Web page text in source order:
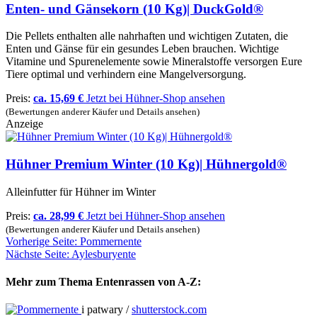
Enten- und Gänsekorn (10 Kg)| DuckGold®
Die Pellets enthalten alle nahrhaften und wichtigen Zutaten, die
Enten und Gänse für ein gesundes Leben brauchen. Wichtige
Vitamine und Spurenelemente sowie Mineralstoffe versorgen Eure
Tiere optimal und verhindern eine Mangelversorgung.
Preis: ca. 15,69 € Jetzt bei Hühner-Shop ansehen
(Bewertungen anderer Käufer und Details ansehen)
Anzeige
Hühner Premium Winter (10 Kg)| Hühnergold®
Alleinfutter für Hühner im Winter
Preis: ca. 28,99 € Jetzt bei Hühner-Shop ansehen
(Bewertungen anderer Käufer und Details ansehen)
Vorherige Seite: Pommernente
Nächste Seite: Aylesburyente
Mehr zum Thema Entenrassen von A-Z:
i patwary /shutterstock.com